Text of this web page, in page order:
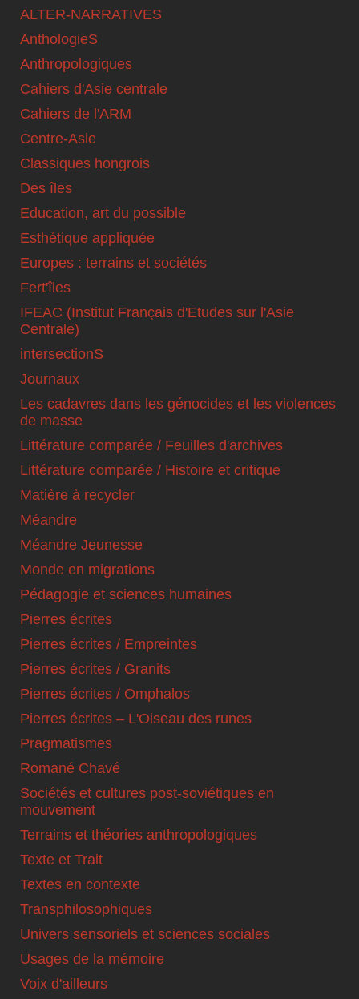
ALTER-NARRATIVES
AnthologieS
Anthropologiques
Cahiers d'Asie centrale
Cahiers de l'ARM
Centre-Asie
Classiques hongrois
Des îles
Education, art du possible
Esthétique appliquée
Europes : terrains et sociétés
Fert'îles
IFEAC (Institut Français d'Etudes sur l'Asie
Centrale)
intersectionS
Journaux
Les cadavres dans les génocides et les violences
de masse
Littérature comparée / Feuilles d'archives
Littérature comparée / Histoire et critique
Matière à recycler
Méandre
Méandre Jeunesse
Monde en migrations
Pédagogie et sciences humaines
Pierres écrites
Pierres écrites / Empreintes
Pierres écrites / Granits
Pierres écrites / Omphalos
Pierres écrites – L'Oiseau des runes
Pragmatismes
Romané Chavé
Sociétés et cultures post-soviétiques en
mouvement
Terrains et théories anthropologiques
Texte et Trait
Textes en contexte
Transphilosophiques
Univers sensoriels et sciences sociales
Usages de la mémoire
Voix d'ailleurs